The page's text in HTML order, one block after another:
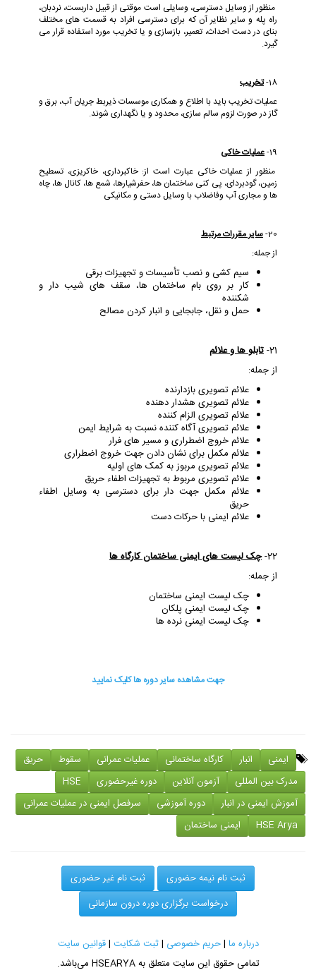
منظور از وسایل دسترسی، وسایلی است موقتی از قبیل داربست، نردبان،
راه پله و سایر نظایر آن که برای دسترسی افراد به قسمت های مختلف
بنای در دست احداث، تعمیر، بازسازی و یا تخریب مورد استفاده قرار می
گیرد.
18- تخریب
عملیات تخریب باید با اطلاع و همکاری موسسات ذیربط جریان آب، برق و
گاز در صورت لزوم سالم سازی، محدود و یا نگهداری شوند.
19- عملیات خاکی
منظور از عملیات خاکی عبارت است از: خاکبرداری، خاکریزی، تسطیح
زمین، گودبردای، پی کنی ساختمان ها، حفرشیارها، شمع ها، کانال ها، چاه
ها و مجاری آب وفاضلاب با وسایل دستی و مکانیکی
20- سایر مقررات مرتبط
از جمله:
سیم کشی و نصب تأسیسات و تجهیزات برقی
کار بر روی بام ساختمان ها، سقف های شیب دار و
شکننده
حمل و نقل، جابجایی و انبار کردن مصالح
21- تابلو ها و علائم
از جمله:
علائم تصویری بازدارنده
علائم تصویری هشدار دهنده
علائم تصویری الزام کننده
علائم تصویری آگاه کننده نسبت به شرایط ایمن
علائم خروج اضطراری و مسیر های فرار
علائم مکمل برای نشان دادن جهت خروج اضطراری
علائم تصویری مربوز به کمک های اولیه
علائم تصویری مربوط به تجهیزات اطفاء حریق
علائم مکمل جهت دار برای دسترسی به وسایل اطفاء
حریق
علائم ایمنی با حرکات دست
22- چک لیست های ایمنی ساختمان کارگاه ها
از جمله:
چک لیست ایمنی ساختمان
چک لیست ایمنی پلکان
چک لیست ایمنی نرده ها
جهت مشاهده سایر دوره ها کلیک نمایید
ایمنی انبار کارگاه ساختمانی عملیات عمرانی سقوط
حریق
مدرک بین المللی
آزمون آنلاین دوره غیرحضوری
HSE
آموزش ایمنی در انبار
دوره آموزشی
سرفصل ایمنی در عملیات عمرانی
HSE Arya
ایمنی ساختمان
ثبت نام نیمه حضوری
ثبت نام غیر حضوری
درخواست برگزاری دوره درون سازمانی
درباره ما |حریم خصوصی |ثبت شکایت |قوانین سایت
تمامی حقوق این سایت متعلق بهHSEARYA می‌باشد.